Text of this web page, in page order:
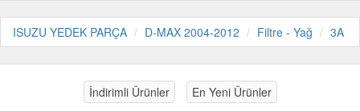
ISUZU YEDEK PARÇA D-MAX 2004-2012 Filtre - Yağ 3A
İndirimli Ürünler En Yeni Ürünler